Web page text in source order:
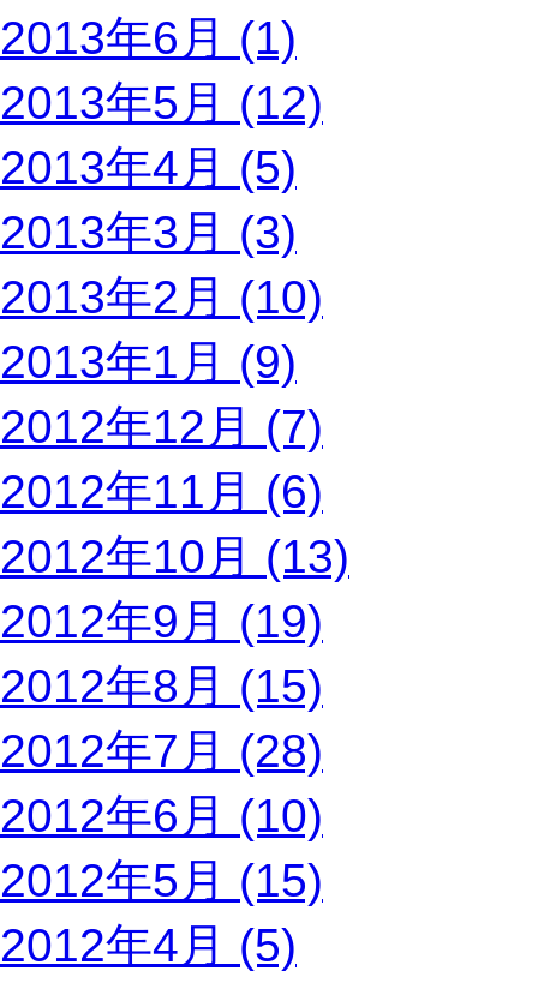
2013年6月 (1)
2013年5月 (12)
2013年4月 (5)
2013年3月 (3)
2013年2月 (10)
2013年1月 (9)
2012年12月 (7)
2012年11月 (6)
2012年10月 (13)
2012年9月 (19)
2012年8月 (15)
2012年7月 (28)
2012年6月 (10)
2012年5月 (15)
2012年4月 (5)